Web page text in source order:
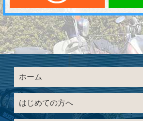
ホーム
はじめての方へ